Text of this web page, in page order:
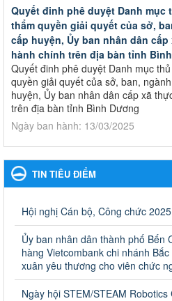
Quyết đinh phê duyệt Danh
thẩm quyền giải quyết của sở,
cấp huyện, Ủy ban nhân dân
hành chính trên địa bàn tỉnh
Quyết đinh phê duyệt Danh mục
quyền giải quyết của sở, ban,
huyện, Ủy ban nhân dân cấp xã
trên địa bàn tỉnh Bình Dương
Ngày ban hành: 13/03/2025
Kế hoạch Phổ biến, giáo dục
Giáo dục và Đào tạo thành phố
Kế hoạch Phổ biến, giáo dục pháp
Ngày ban hành: 28/02/2025
Quyết định công bố thủ tục
vực giáo dục đào tạo thuộc hệ
giáo dục khác thuộc thẩm
và Đào tạo, Ủy ban nhân dân
Quyết định công bố thủ tục hành
TIN TIÊU ĐIỂM
Hội nghị Cán bộ, Công chức 2025
Ủy ban nhân dân thành phố Bến
hàng Vietcombank chi nhánh
xuân yêu thương cho viên chức
Ngày hội STEM/STEAM